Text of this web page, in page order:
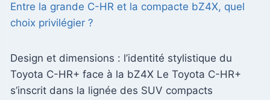
Entre la grande C-HR et la compacte bZ4X, quel
choix privilégier ?
Design et dimensions : l’identité stylistique du
Toyota C-HR+ face à la bZ4X Le Toyota C-HR+
s’inscrit dans la lignée des SUV compacts